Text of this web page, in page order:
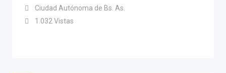
Ciudad Autónoma de Bs. As.
1.032 Vistas